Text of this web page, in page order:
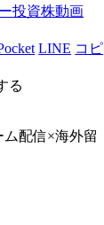
投資株動画
LINE コピ
る
ム配信×海外留